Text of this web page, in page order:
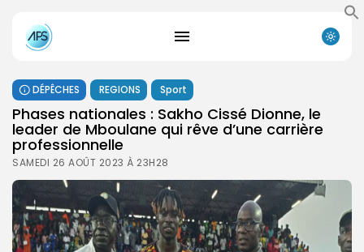
DÉPÊCHES REGIONS Sport
Phases nationales : Sakho Cissé Dionne, le
leader de Mboulane qui rêve d’une carrière
professionnelle
SAMEDI 26 AOÛT 2023 À 23H28